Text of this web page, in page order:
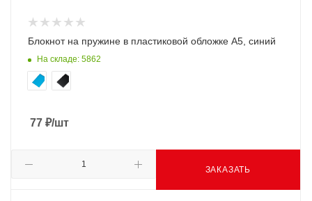
Блокнот на пружине в пластиковой обложке А5, синий
На складе: 5862
77 ₽/шт
ЗАКАЗАТЬ